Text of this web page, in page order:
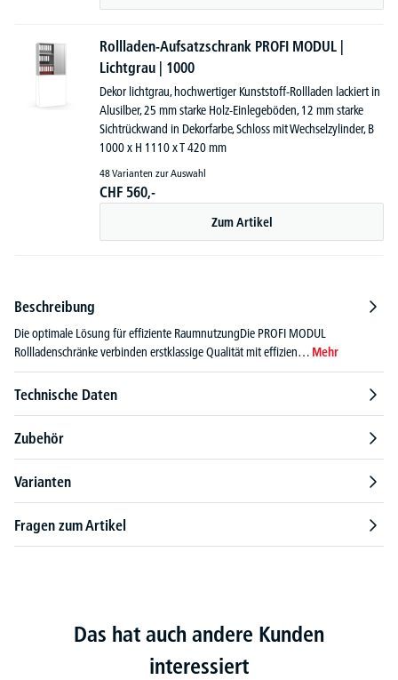
Rollladen-Aufsatzschrank PROFI MODUL |
Lichtgrau | 1000
Dekor lichtgrau, hochwertiger Kunststoff-Rollladen lackiert in
Alusilber, 25 mm starke Holz-Einlegeböden, 12 mm starke
Sichtrückwand in Dekorfarbe, Schloss mit Wechselzylinder, B
1000 x H 1110 x T 420 mm
48 Varianten zur Auswahl
CHF 560,-
Zum Artikel
Beschreibung
Die optimale Lösung für effiziente RaumnutzungDie PROFI MODUL
Rollladenschränke verbinden erstklassige Qualität mit effizien… Mehr
Technische Daten
Zubehör
Varianten
Fragen zum Artikel
Das hat auch andere Kunden
interessiert